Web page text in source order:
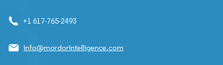
+1 617-765-2493
info@mordorintelligence.com